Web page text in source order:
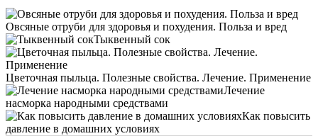
Овсяные отруби для здоровья и похудения. Польза и вред
Тыквенный сок
Цветочная пыльца. Полезные свойства. Лечение. Применение
Лечение
насморка народными средствами
Как повысить
давление в домашних условиях